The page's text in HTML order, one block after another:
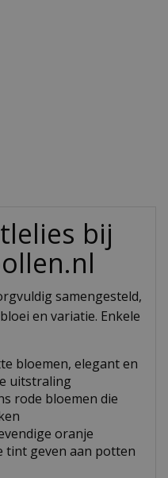
bij
samengesteld,
en variatie. Enkele
bloemen, elegant en
uitstraling
rode bloemen die
oranje
tint geven aan potten